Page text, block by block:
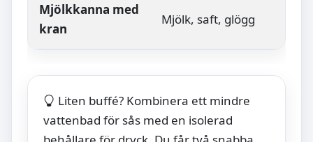
Mjölkkanna med
kran
Mjölk, saft, glögg
Liten buffé? Kombinera ett mindre
vattenbad för sås med en isolerad